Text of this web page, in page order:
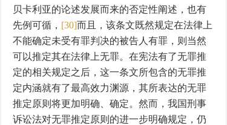
贝卡利亚的论述发展而来的否定性阐述，也有
先例可循， [30]而且，该条文既然规定在法律上
不能确定未受有罪判决的被告人有罪，则当然
可以推定其在法律上无罪。在宪法有了无罪推
定的相关规定之后，这一条文所包含的无罪推
定内涵就有了最高效力渊源，其所表达的无罪
推定原则将更加明确、确定。然而，我国刑事
诉讼法对无罪推定原则的进一步明确规定，仍